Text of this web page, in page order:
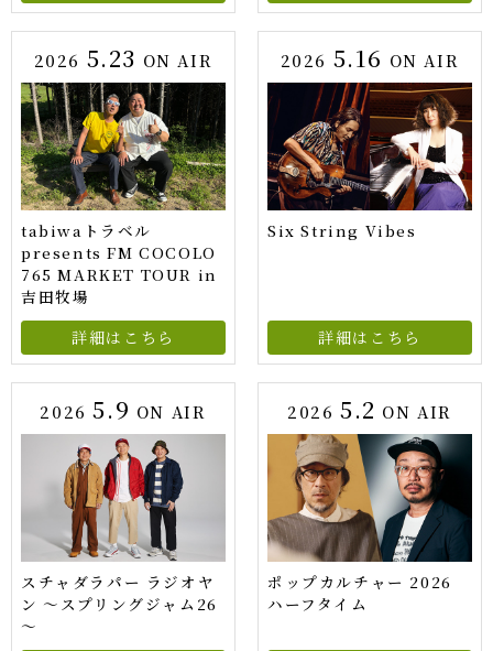
2026 5.23 ON AIR
tabiwaトラベル
presents FM COCOLO
765 MARKET TOUR in
吉田牧場
詳細はこちら
2026 5.16 ON AIR
Six String Vibes
詳細はこちら
20265.9 ON AIR
スチャダラパー ラジオヤ
ン ～スプリングジャム26
～
2026 5.2 ON AIR
ポップカルチャー 2026
ハーフタイム